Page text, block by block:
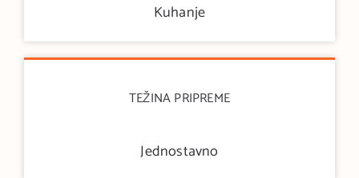
Kuhanje
TEŽINA PRIPREME
Jednostavno